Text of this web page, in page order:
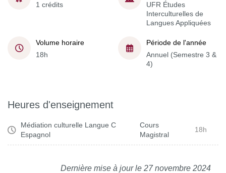
1 crédits
UFR Études
Interculturelles de
Langues Appliquées
Volume horaire
18h
Période de l'année
Annuel (Semestre 3 &
4)
Heures d'enseignement
Médiation culturelle Langue C
Espagnol
Cours
Magistral
18h
Dernière mise à jour le 27 novembre 2024